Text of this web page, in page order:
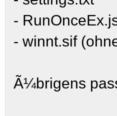
-
- winnt.sif
Ã¼brigens